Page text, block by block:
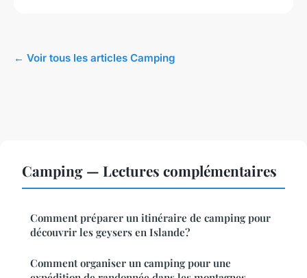
← Voir tous les articles Camping
Camping — Lectures complémentaires
Comment préparer un itinéraire de camping pour
découvrir les geysers en Islande?
Comment organiser un camping pour une